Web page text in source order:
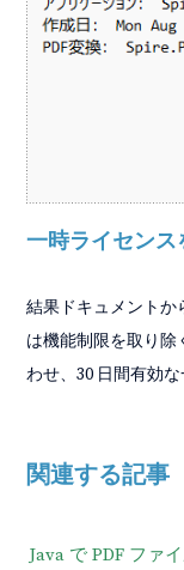
一時ライセンス
結果ドキュメントか
は機能制限を取り
わせ、30 日間有効
関連する記事
Java で PDF ファ